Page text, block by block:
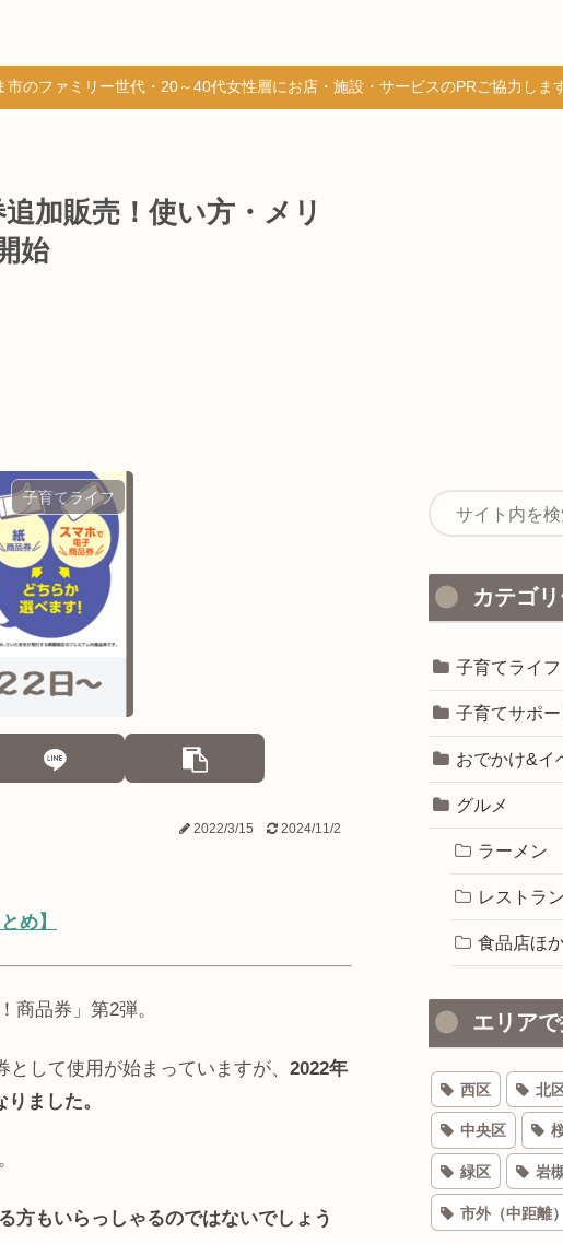
のファミリー世代・20～40代女性層にお店・施設・サービスのPRご協力しま
加販売！使い方・メリ
始
子育てライフ
2022/3/15 2024/11/2
め】
商品券」第2弾。
して使用が始まっていますが、 2022年
ました。
方もいらっしゃるのではないでしょう
カテゴ
子育てライフ
子育てサポー
おでかけ&イ
グルメ
ラーメン
レストラ
食品店ほ
エリア
西区 北
中央区
緑区 岩
市外（中距離）